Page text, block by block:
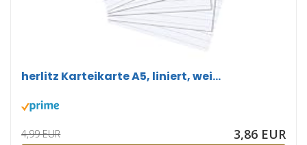
herlitz Karteikarte A5, liniert, wei...
4,99 EUR 3,86 EUR